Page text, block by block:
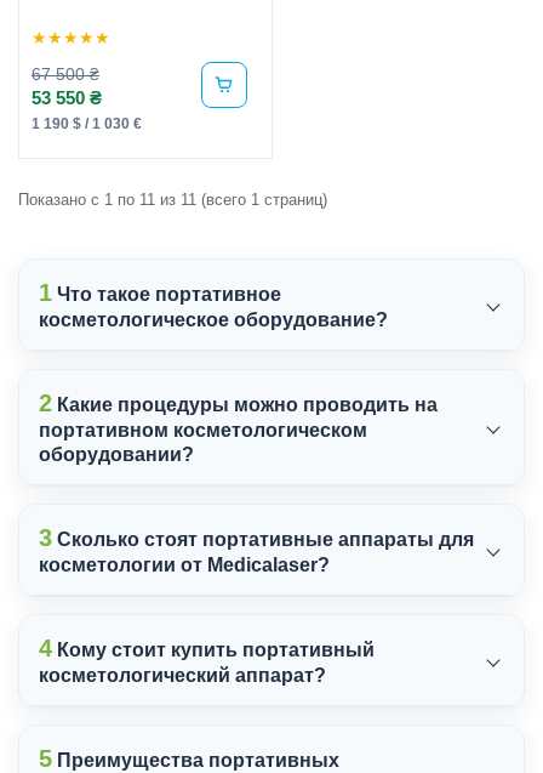
★★★★★
67 500 ₴
53 550 ₴
1 190 $ / 1 030 €
Показано с 1 по 11 из 11 (всего 1 страниц)
1 Что такое портативное
косметологическое оборудование?
2 Какие процедуры можно проводить на
портативном косметологическом
оборудовании?
3 Сколько стоят портативные аппараты для
косметологии от Medicalaser?
4 Кому стоит купить портативный
косметологический аппарат?
5 Преимущества портативных